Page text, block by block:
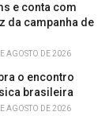
e conta com
da campanha de
AGOSTO DE 2026
o encontro
brasileira
AGOSTO DE 2026